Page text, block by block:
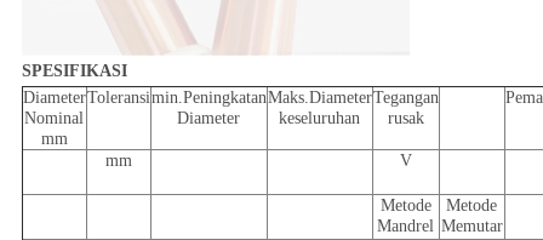
SPESIFIKASI
Diameter
Nominal
mm
Toleransimin.Peningkatan
Diameter
Maks.Diameter
keseluruhan
Tegangan
rusak
mm V
Metode
Mandrel
Metode
Memutar